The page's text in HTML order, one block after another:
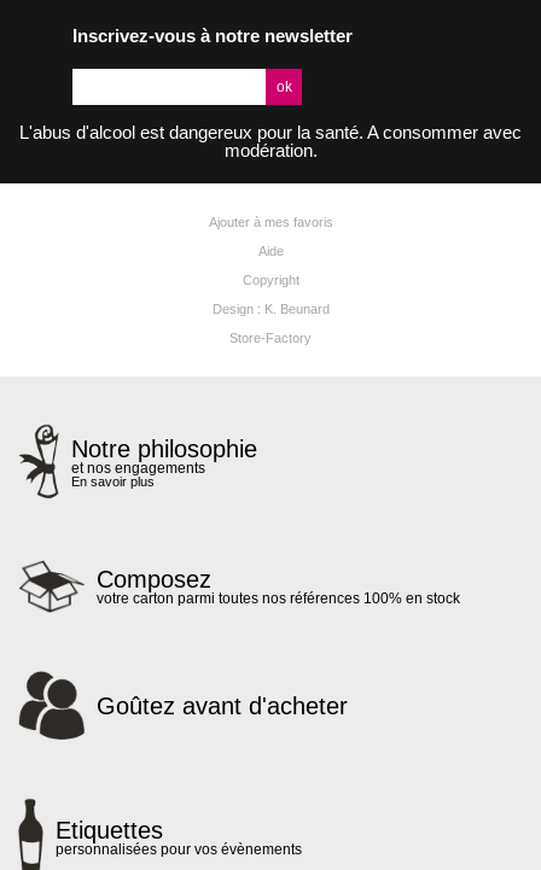
Inscrivez-vous à notre newsletter
L'abus d'alcool est dangereux pour la santé. A consommer avec
modération.
Ajouter à mes favoris
Aide
Copyright
Design : K. Beunard
Store-Factory
Notre philosophie
et nos engagements
En savoir plus
Composez
votre carton parmi toutes nos références 100% en stock
Goûtez avant d'acheter
Etiquettes
personnalisées pour vos évènements